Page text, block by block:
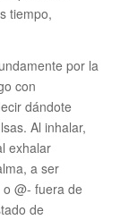
tiempo,
por la
con
dándote
Al inhalar,
exhalar
a ser
@- fuera de
de